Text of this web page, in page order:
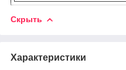
Скрыть
Характеристики